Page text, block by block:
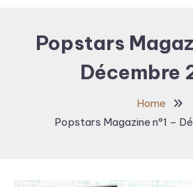
Popstars
Décembre
Home
Popstars Magazine n°1 –